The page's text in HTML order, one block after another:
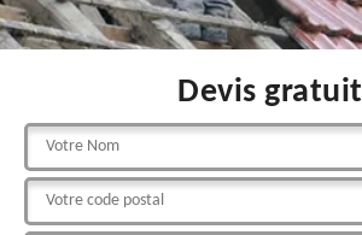
Devis gratuit